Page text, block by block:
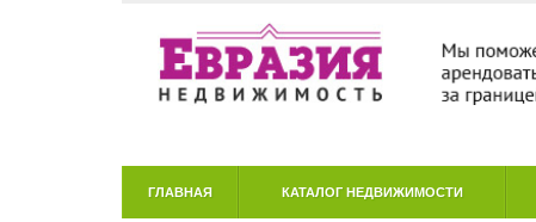
ГЛАВНАЯ КАТАЛОГ НЕДВИЖИМОСТИ